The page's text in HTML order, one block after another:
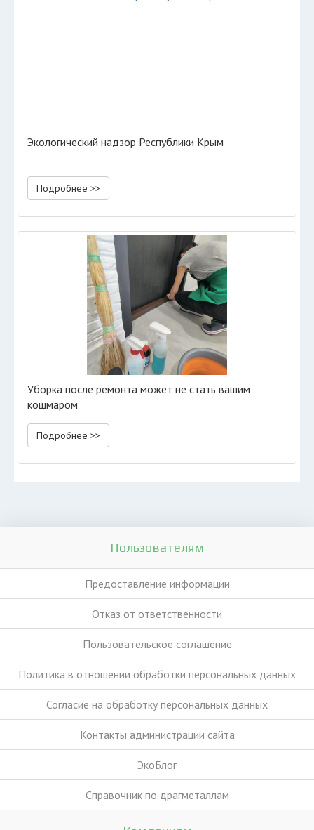
Экологический надзор Республики Крым
Подробнее >>
Уборка после ремонта может не стать вашим
кошмаром
Подробнее >>
Пользователям
Предоставление информации
Отказ от ответственности
Пользовательское соглашение
Политика в отношении обработки персональных данных
Согласие на обработку персональных данных
Контакты администрации сайта
ЭкоБлог
Справочник по драгметаллам